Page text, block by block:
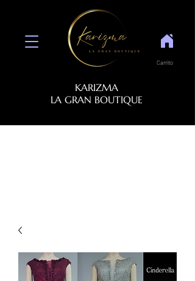
KARIZMA
LA GRAN BOUTIQUE
Carrito